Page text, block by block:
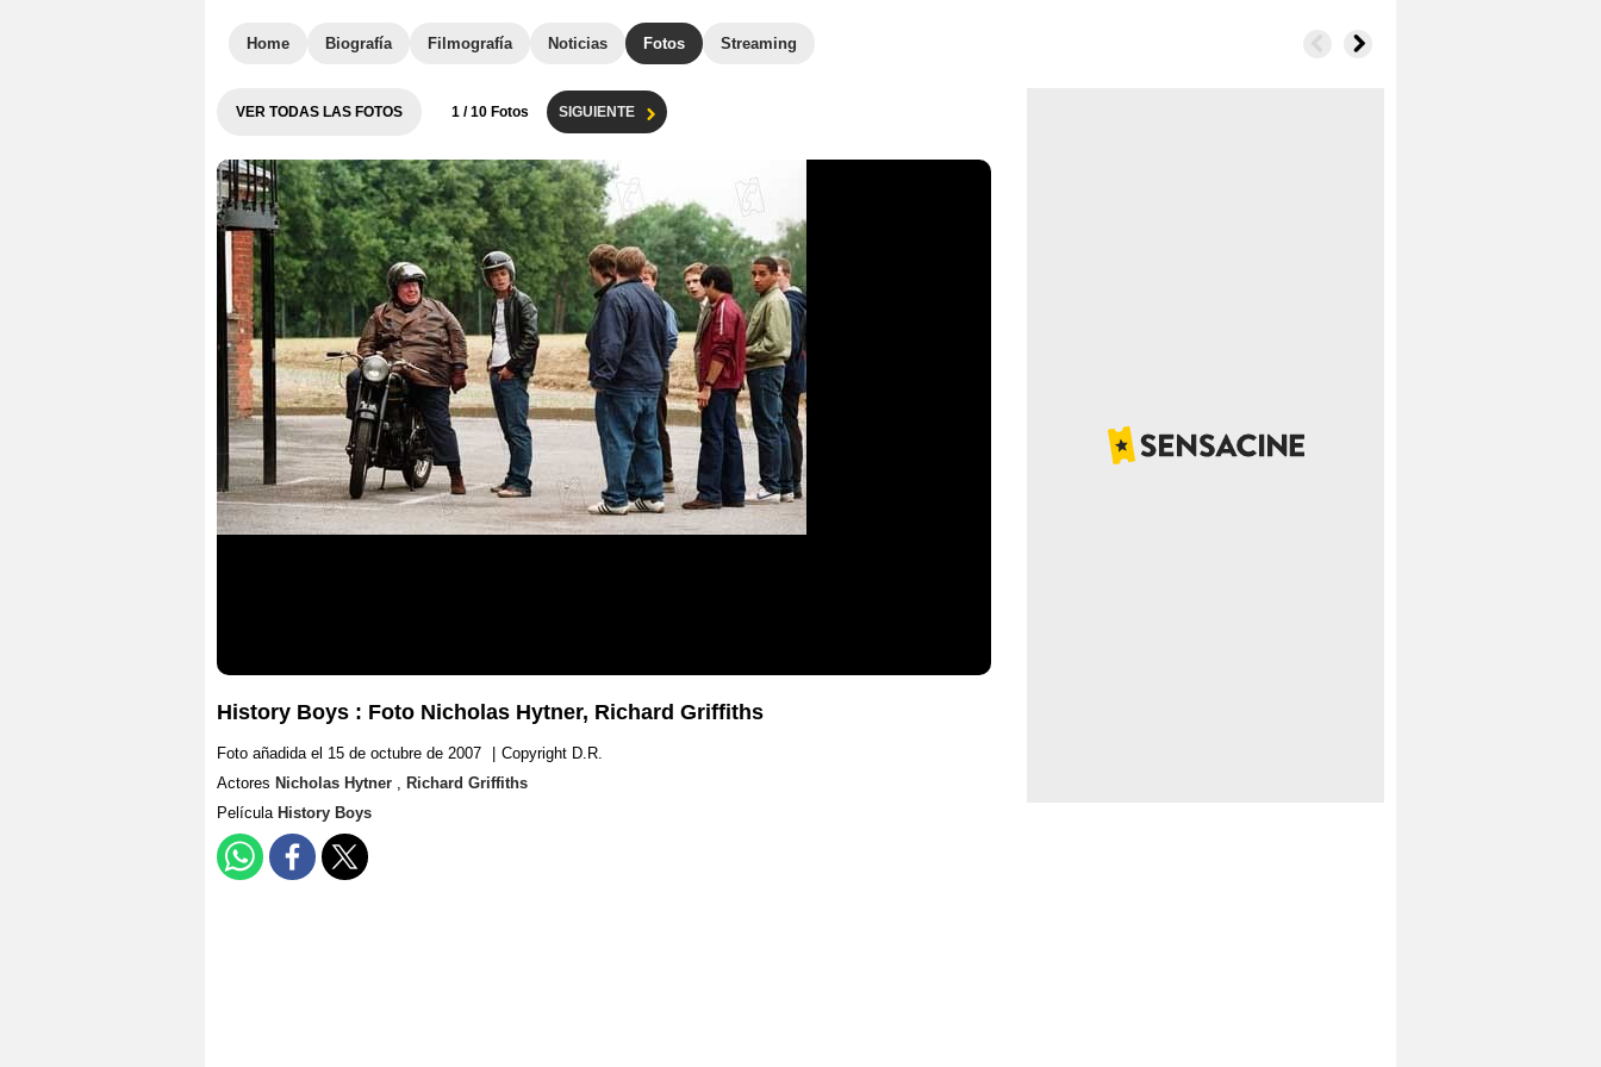
Home Biografía Filmografía Noticias Fotos Streaming
VER TODAS LAS FOTOS 1 / 10 Fotos SIGUIENTE
History Boys : Foto Nicholas Hytner, Richard Griffiths
Foto añadida el 15 de octubre de 2007
Copyright D.R.
Actores Nicholas Hytner , Richard Griffiths
Película History Boys